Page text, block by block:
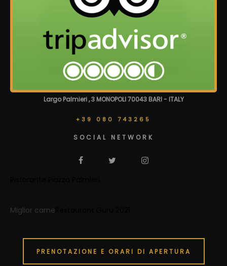
Largo Palmieri , 3 MONOPOLI 70043 BARI - ITALY
+39 080 743265
SOCIAL NETWORK
Miglior carne
PRENOTAZIONE E ORARI DI APERTURA